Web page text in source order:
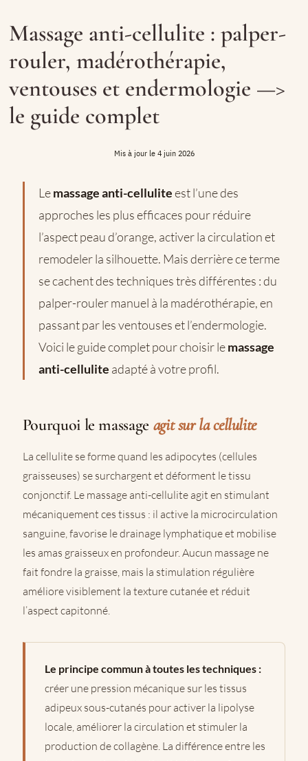
Massage anti-cellulite : palper-
rouler, madérothérapie,
ventouses et endermologie —>
le guide complet
4 juin 2026
Lemassage anti-celluliteest l’une des
approches les plus efficaces pour réduire
l’aspect peau d’orange, activer la circulation et
remodeler la silhouette. Mais derrière ce terme
se cachent des techniques très différentes : du
palper-rouler manuel à la madérothérapie, en
passant par les ventouses et l’endermologie.
Voici le guide complet pour choisir lemassage
anti-cellulite adapté à votre profil.
Pourquoi le massage agit sur la cellulite
La cellulite se forme quand les adipocytes (cellules
graisseuses) se surchargent et déforment le tissu
conjonctif. Le massage anti-cellulite agit en stimulant
mécaniquement ces tissus : il active la microcirculation
sanguine, favorise le drainage lymphatique et mobilise
les amas graisseux en profondeur. Aucun massage ne
fait fondre la graisse, mais la stimulation régulière
améliore visiblement la texture cutanée et réduit
l’aspect capitonné.
Le principe commun à toutes les techniques :
créer une pression mécanique sur les tissus
adipeux sous-cutanés pour activer la lipolyse
locale, améliorer la circulation et stimuler la
production de collagène. La différence entre les